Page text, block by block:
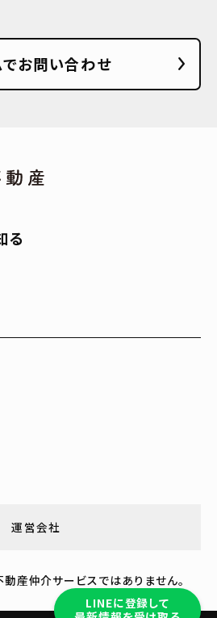
LINEに登録して
でお問い合わせ
る
運営会社
産仲介サービスではありません。